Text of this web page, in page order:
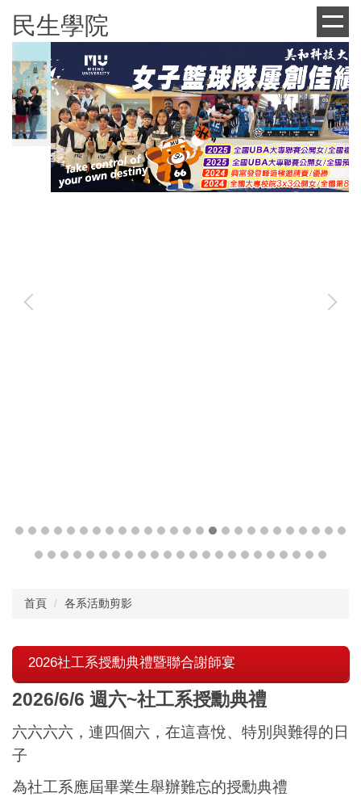
到
主
要
內
容
區
民生學院
首頁 各系活動剪影
2026社工系授勳典禮暨聯合謝師宴
2026/6/6 週六~社工系授勳典禮
六六六六，連四個六，在這喜悅、特別與難得的日
子
為社工系應屆畢業生舉辦難忘的授勳典禮